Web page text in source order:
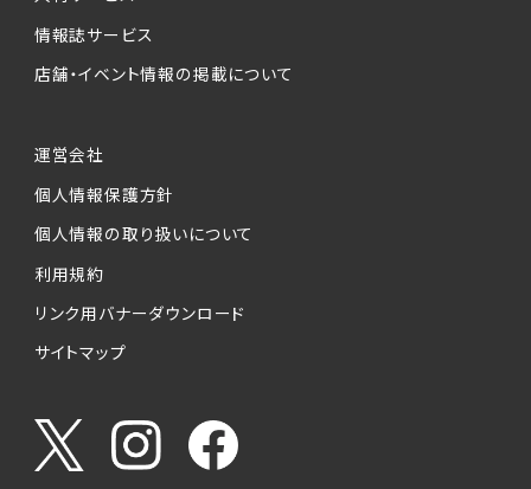
ービスの実施にあたりそれぞれ必要となる項目
を入力いただかない場合は、各々のサービスを
個人情報の第三者への提供について
当社は、以下の提供先に対して個人情報を提供
します。
(1)お客様が求人応募フォームより個人情報を
送信した事業主（広告主）への提供
お客様が求職活動・応募等を行った企業による
うやりとり・情報提供（採否・合否の検討を含み
ます）
情報誌サービス
店舗・イベント情報の掲載について
運営会社
個人情報保護方針
個人情報の取り扱いについて
利用規約
リンク用バナーダウンロード
サイトマップ